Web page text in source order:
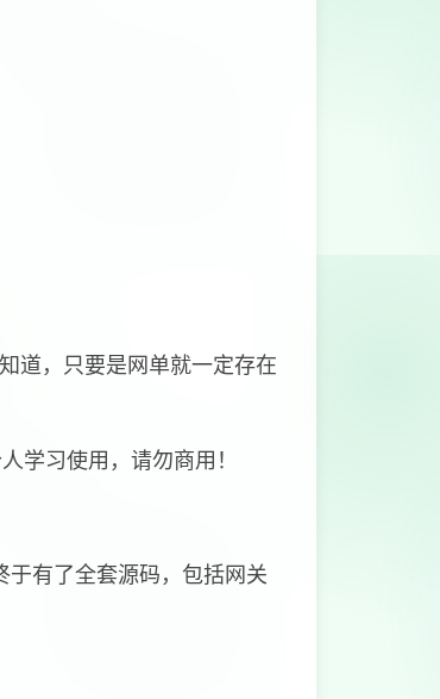
道，只要是网单就一定存在
学习使用，请勿商用！
有了全套源码，包括网关